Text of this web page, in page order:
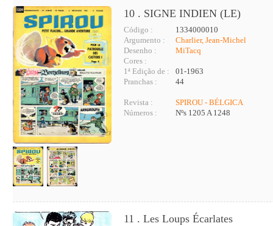
10 . SIGNE INDIEN (LE)
Código :
1334000010
Argumento :
Charlier, Jean-Michel
Desenho :
MiTacq
Cores :
1ª Edição de :
01-1963
Pranchas :
44
Revista :
SPIROU - BÉLGICA
Números :
Nºs 1205 A 1248
11 . Les Loups Écarlates